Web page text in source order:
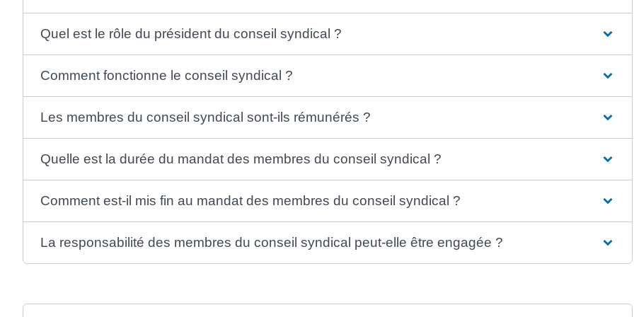
Quel est le rôle du président du conseil syndical ?
Comment fonctionne le conseil syndical ?
Les membres du conseil syndical sont-ils rémunérés ?
Quelle est la durée du mandat des membres du conseil syndical ?
Comment est-il mis fin au mandat des membres du conseil syndical ?
La responsabilité des membres du conseil syndical peut-elle être engagée ?